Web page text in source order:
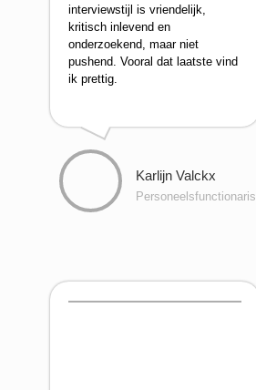
interviewstijl is vriendelijk,
kritisch inlevend en
onderzoekend, maar niet
pushend. Vooral dat laatste vind
ik prettig.
Karlijn Valckx
Personeelsfunctionaris